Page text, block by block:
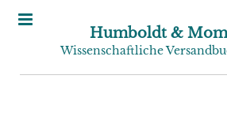
Humboldt &
Wissenschaftliche